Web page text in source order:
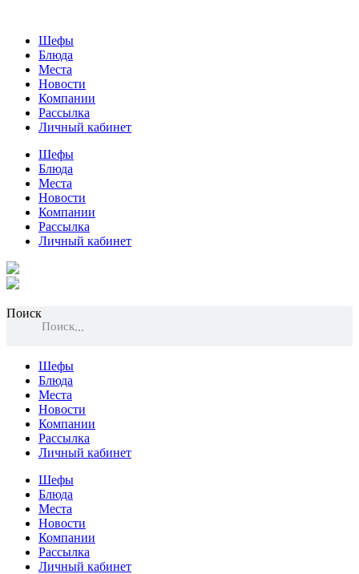
Шефы
Блюда
Места
Новости
Компании
Рассылка
Личный кабинет
Шефы
Блюда
Места
Новости
Компании
Рассылка
Личный кабинет
Поиск
Поиск
Шефы
Блюда
Места
Новости
Компании
Рассылка
Личный кабинет
Шефы
Блюда
Места
Новости
Компании
Рассылка
Личный кабинет